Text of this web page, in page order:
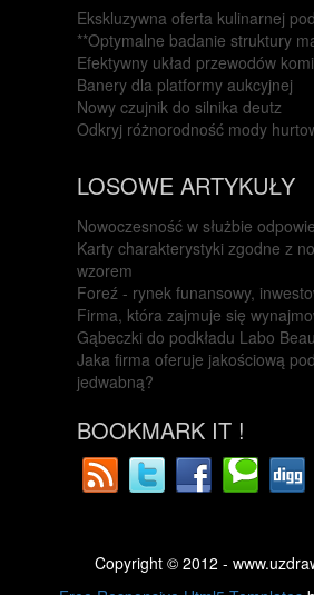
Ekskluzywna oferta kulinarnej
**Optymalne badanie struktury
Efektywny układ przewodów
Banery dla platformy aukcyjnej
Nowy czujnik do silnika deutz
Odkryj różnorodność mody
LOSOWE ARTYKUŁY
Nowoczesność w służbie
Karty charakterystyki zgodne z
wzorem
Foreź - rynek funansowy,
Firma, która zajmuje się
Gąbeczki do podkładu Labo
Jaka firma oferuje jakościową
jedwabną?
BOOKMARK IT !
Copyright © 2012 -